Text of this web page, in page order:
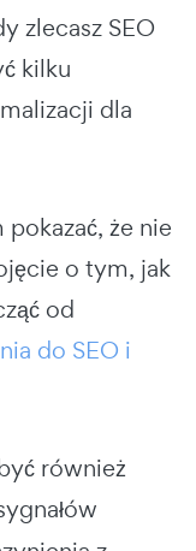
zlecasz SEO
kilku
dla
że nie
o tym, jak
od
do SEO i
również